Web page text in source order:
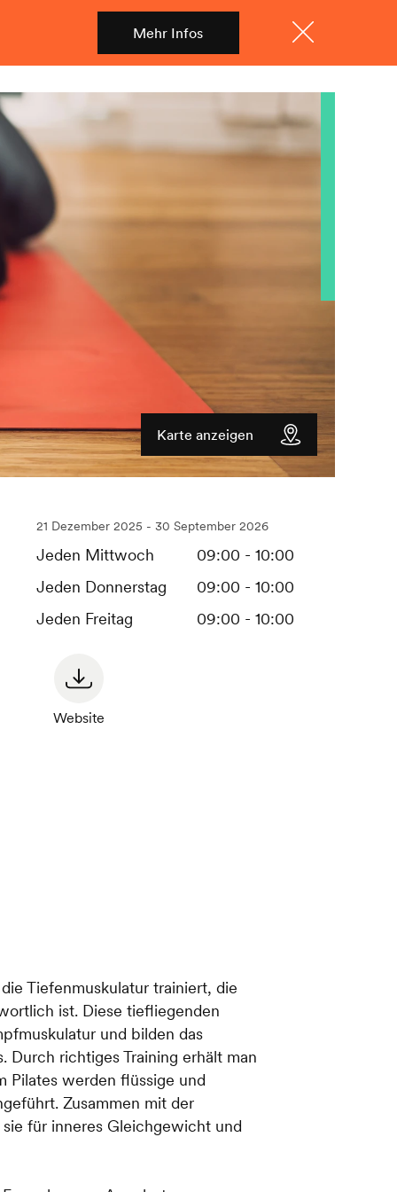
Mehr Infos Menü
Shop
Karte anzeigen
21 Dezember 2025 - 30 September 2026
Jeden Mittwoch
09:00 - 10:00
Jeden Donnerstag
09:00 - 10:00
Jeden Freitag
09:00 - 10:00
Website
Tiefenmuskulatur trainiert, die
ist. Diese tiefliegenden
und bilden das
Durch richtiges Training erhält man
Pilates werden flüssige und
Zusammen mit der
für inneres Gleichgewicht und